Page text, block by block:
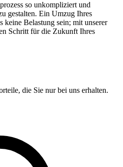
so unkompliziert und
gestalten. Ein Umzug Ihres
keine Belastung sein; mit unserer
Schritt für die Zukunft Ihres
die Sie nur bei uns erhalten.